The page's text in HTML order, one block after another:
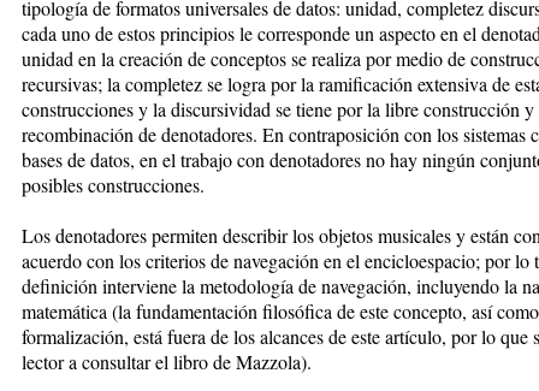
tipología de formatos universales de datos: unidad, completez
cada uno de estos principios le corresponde un aspecto en el
unidad en la creación de conceptos se realiza por medio de
recursivas; la completez se logra por la ramificación extensiva de
construcciones y la discursividad se tiene por la libre construcción y
recombinación de denotadores. En contraposición con los sistemas
bases de datos, en el trabajo con denotadores no hay ningún
posibles construcciones.
Los denotadores permiten describir los objetos musicales y están
acuerdo con los criterios de navegación en el encicloespacio; por lo
definición interviene la metodología de navegación, incluyendo la
matemática (la fundamentación filosófica de este concepto, así
formalización, está fuera de los alcances de este artículo, por lo que
lector a consultar el libro de Mazzola).